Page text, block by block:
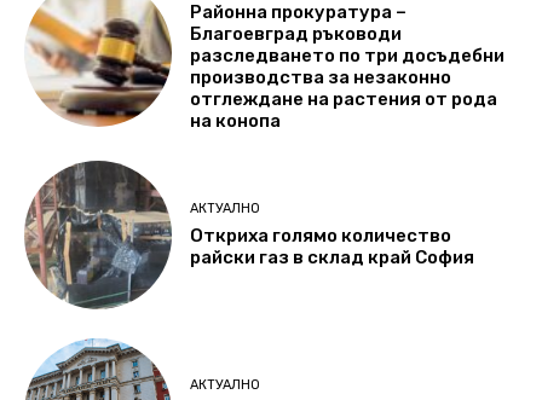
Районна прокуратура –
Благоевград ръководи
разследването по три досъдебни
производства за незаконно
отглеждане на растения от рода
на конопа
АКТУАЛНО
Откриха голямо количество
райски газ в склад край София
АКТУАЛНО